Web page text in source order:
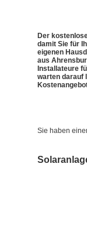
Der
damit Sie für
eigenen
aus
Installateure
warten darauf
Sie haben